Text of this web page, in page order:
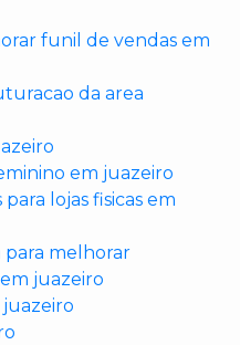
funil de vendas em
da area
em juazeiro
lojas fisicas em
para melhorar
juazeiro